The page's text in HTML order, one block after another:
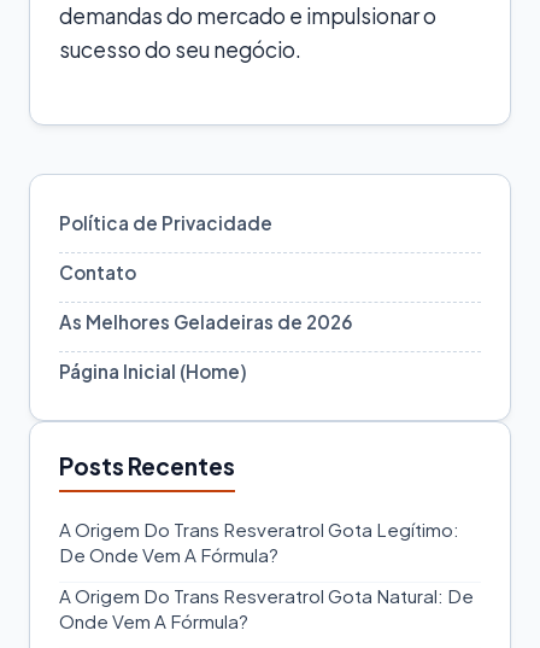
demandas do mercado e impulsionar o
sucesso do seu negócio.
Política de Privacidade
Contato
As Melhores Geladeiras de 2026
Página Inicial (Home)
Posts Recentes
A Origem Do Trans Resveratrol Gota Legítimo:
De Onde Vem A Fórmula?
A Origem Do Trans Resveratrol Gota Natural: De
Onde Vem A Fórmula?